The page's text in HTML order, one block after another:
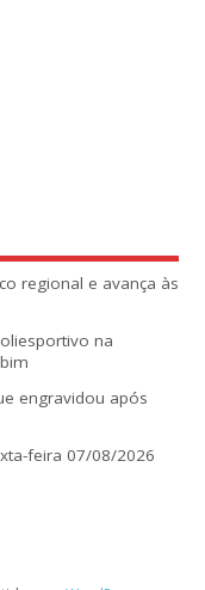
regional e avança às
na
engravidou após
feira 07/08/2026